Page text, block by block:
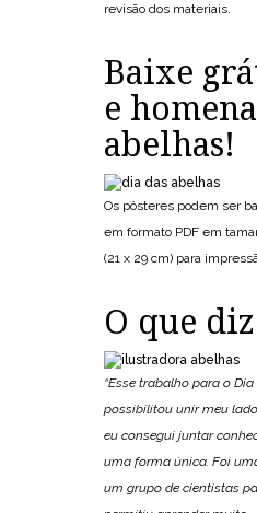
revisão dos materiais.
Baixe
e
abelhas!
Os pôsteres podem ser
em formato PDF em
(21 x 29 cm) para
O que
“Esse trabalho para o
possibilitou unir meu
eu consegui juntar
uma forma única. Foi
um grupo de cientistas